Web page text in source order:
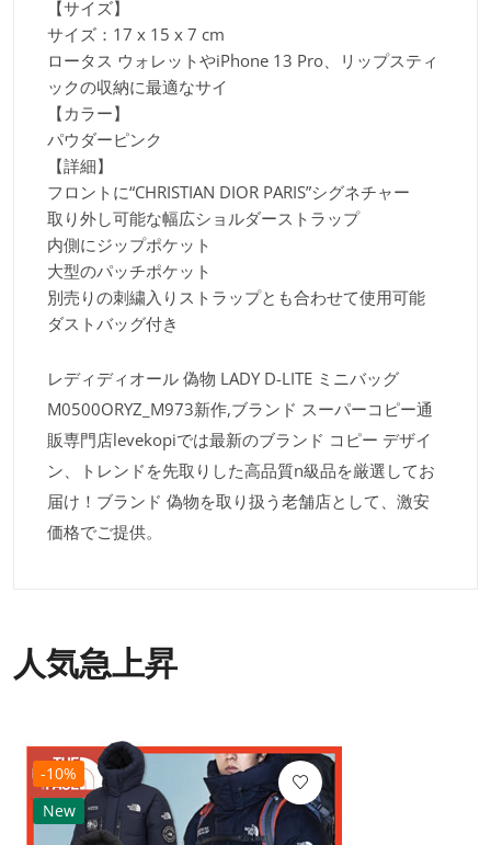
【サイズ】
サイズ：17 x 15 x 7 cm
ロータス ウォレットやiPhone 13 Pro、リップスティ
ックの収納に最適なサイ
【カラー】
パウダーピンク
【詳細】
フロントに“CHRISTIAN DIOR PARIS”シグネチャー
取り外し可能な幅広ショルダーストラップ
内側にジップポケット
大型のパッチポケット
別売りの刺繍入りストラップとも合わせて使用可能
ダストバッグ付き
レディディオール 偽物 LADY D-LITE ミニバッグ
M0500ORYZ_M973新作,ブランド スーパーコピー通
販専門店levekopiでは最新のブランド コピー デザイ
ン、トレンドを先取りした高品質n級品を厳選してお
届け！ブランド 偽物を取り扱う老舗店として、激安
価格でご提供。
人気急上昇
-10%
New